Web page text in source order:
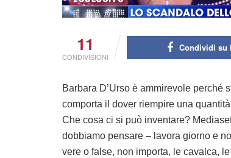
11
CONDIVISIONI
Condividi su
Barbara D’Urso è ammirevole perché
comporta il dover riempire una
Che cosa ci si può inventare?
dobbiamo pensare – lavora giorno e
vere o false, non importa, le cavalca,